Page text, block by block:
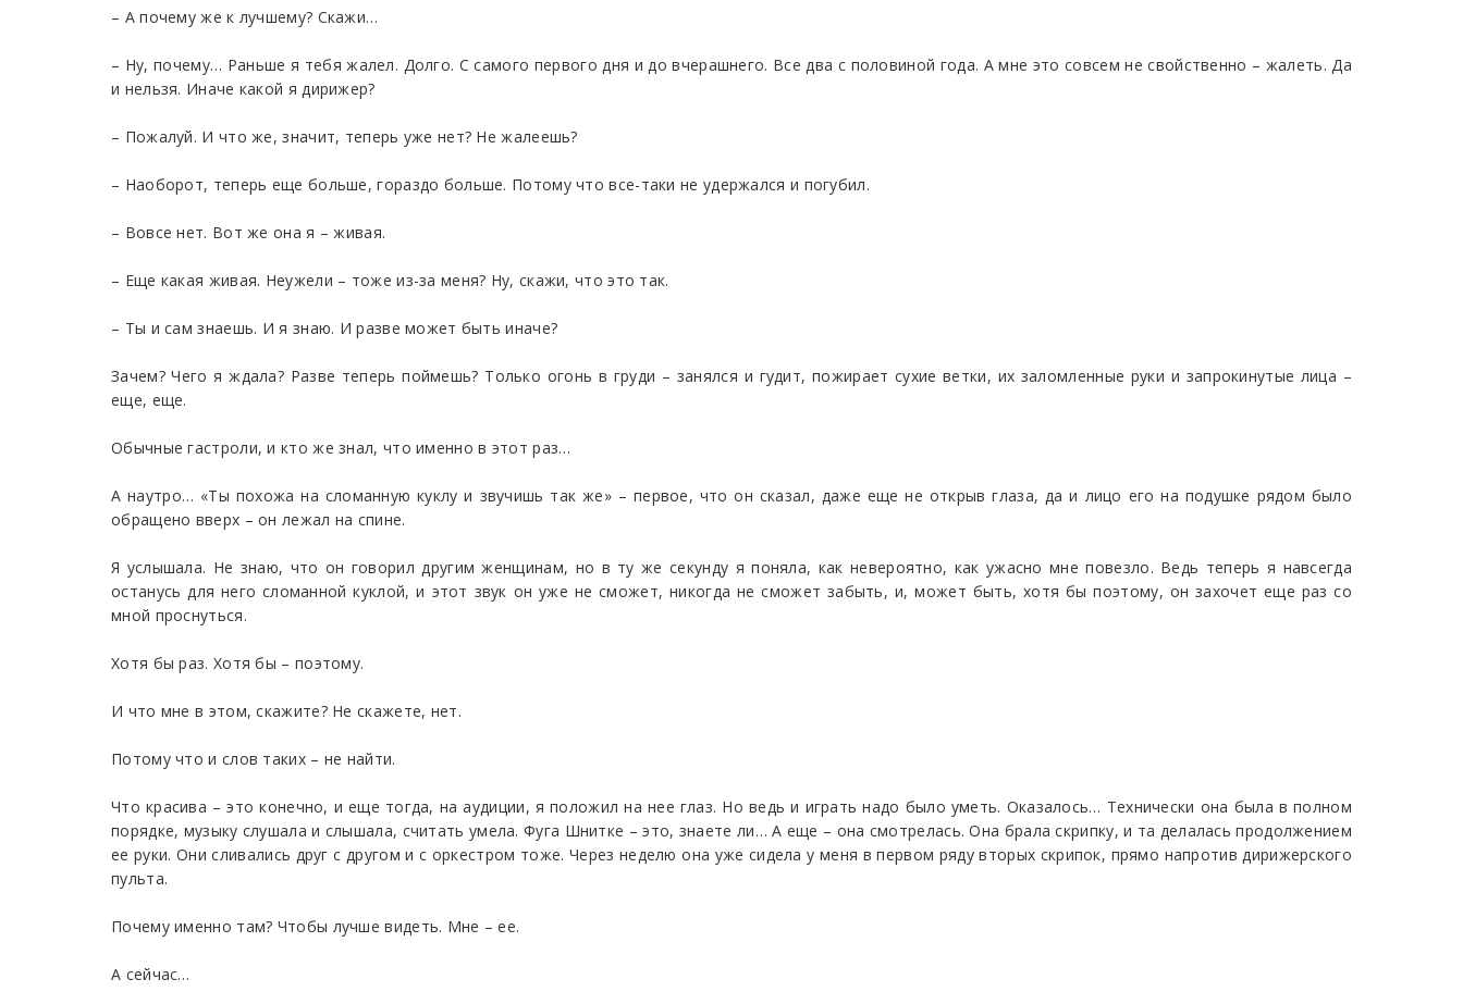
– А почему же к лучшему? Скажи…
– Ну, почему… Раньше я тебя жалел. Долго. С самого первого дня и до вчерашнего. Все два с половиной года. А мне это совсем не свойственно – жалеть. Да
и нельзя. Иначе какой я дирижер?
– Пожалуй. И что же, значит, теперь уже нет? Не жалеешь?
– Наоборот, теперь еще больше, гораздо больше. Потому что все-таки не удержался и погубил.
– Вовсе нет. Вот же она я – живая.
– Еще какая живая. Неужели – тоже из-за меня? Ну, скажи, что это так.
– Ты и сам знаешь. И я знаю. И разве может быть иначе?
Зачем? Чего я ждала? Разве теперь поймешь? Только огонь в груди – занялся и гудит, пожирает сухие ветки, их заломленные руки и запрокинутые лица –
еще, еще.
Обычные гастроли, и кто же знал, что именно в этот раз…
А наутро… «Ты похожа на сломанную куклу и звучишь так же» – первое, что он сказал, даже еще не открыв глаза, да и лицо его на подушке рядом было
обращено вверх – он лежал на спине.
Я услышала. Не знаю, что он говорил другим женщинам, но в ту же секунду я поняла, как невероятно, как ужасно мне повезло. Ведь теперь я навсегда
останусь для него сломанной куклой, и этот звук он уже не сможет, никогда не сможет забыть, и, может быть, хотя бы поэтому, он захочет еще раз со
мной проснуться.
Хотя бы раз. Хотя бы – поэтому.
И что мне в этом, скажите? Не скажете, нет.
Потому что и слов таких – не найти.
Что красива – это конечно, и еще тогда, на аудиции, я положил на нее глаз. Но ведь и играть надо было уметь. Оказалось… Технически она была в полном
порядке, музыку слушала и слышала, считать умела. Фуга Шнитке – это, знаете ли… А еще – она смотрелась. Она брала скрипку, и та делалась продолжением
ее руки. Они сливались друг с другом и с оркестром тоже. Через неделю она уже сидела у меня в первом ряду вторых скрипок, прямо напротив дирижерского
пульта.
Почему именно там? Чтобы лучше видеть. Мне – ее.
А сейчас…